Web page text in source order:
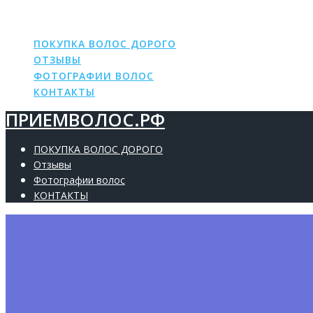
contentПОКУПКА ВОЛОС ДОРОГО
ОТЗЫВЫ
ФОТОГРАФИИ ВОЛОС
КОНТАКТЫ
ПРИЕМВОЛОС.РФ
ПОКУПКА ВОЛОС ДОРОГО
Отзывы
Фотографии волос
КОНТАКТЫ